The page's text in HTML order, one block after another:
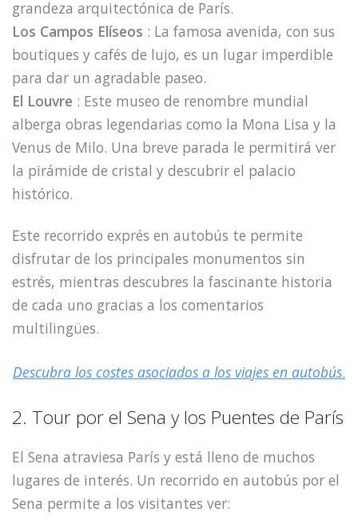
grandeza arquitectónica de París.
Los Campos Elíseos : La famosa avenida, con sus
boutiques y cafés de lujo, es un lugar imperdible
para dar un agradable paseo.
El Louvre : Este museo de renombre mundial
alberga obras legendarias como la Mona Lisa y la
Venus de Milo. Una breve parada le permitirá ver
la pirámide de cristal y descubrir el palacio
histórico.
Este recorrido exprés en autobús te permite
disfrutar de los principales monumentos sin
estrés, mientras descubres la fascinante historia
de cada uno gracias a los comentarios
multilingües.
Descubra los costes asociados a los viajes en autobús.
2. Tour por el Sena y los Puentes de París
El Sena atraviesa París y está lleno de muchos
lugares de interés. Un recorrido en autobús por el
Sena permite a los visitantes ver: